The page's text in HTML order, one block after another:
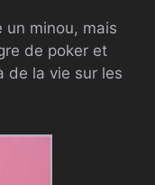
minou, mais
de poker et
de la vie sur les